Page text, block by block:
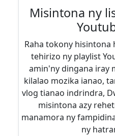
Misintona ny
Raha tokony
tehirizo ny playlist
amin'ny dingana iray
kilalao mozika ianao,
vlog tianao indrindra,
misintona azy
manamora ny
ny